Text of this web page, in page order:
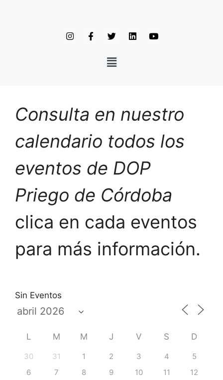
Consulta en nuestro
calendario todos los
eventos de DOP
Priego de Córdoba
clica en cada eventos
para más información.
Sin Eventos
L M M J V S D
30 31 1 2 3 4
5
6
7 8 9 10 11
12